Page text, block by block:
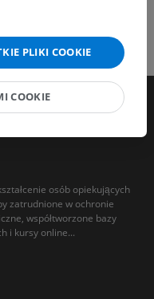
osób opiekujących
zatrudnione w ochronie
współtworzone bazy
i kursy online...
PLIKI COOKIE
COOKIE